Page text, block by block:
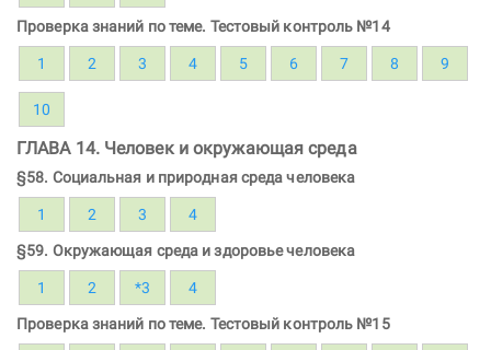
Проверка знаний по теме. Тестовый контроль №14
1 2 3 4 5 6 7 8 9
10
ГЛАВА 14. Человек и окружающая среда
§58. Социальная и природная среда человека
1 2 3 4
§59. Окружающая среда и здоровье человека
1 2 *3 4
Проверка знаний по теме. Тестовый контроль №15